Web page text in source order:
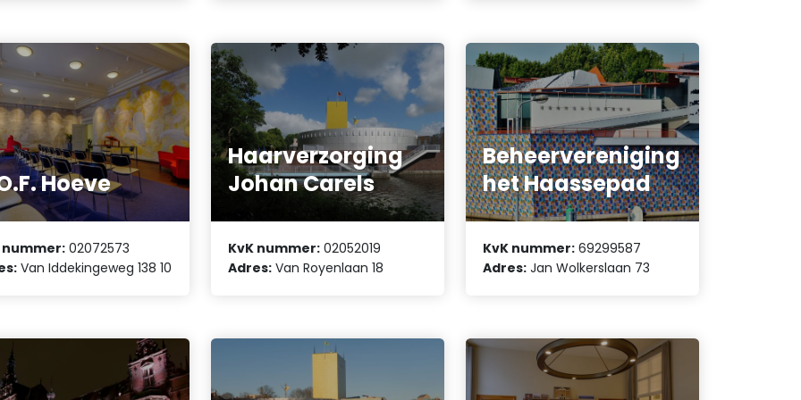
Hoeve
nummer: 02072573
Van Iddekingeweg 138 10
Haarverzorging
Johan Carels
KvK nummer: 02052019
Adres: Van Royenlaan 18
Beheervereniging
het Haassepad
KvK nummer: 69299587
Adres: Jan Wolkerslaan 73